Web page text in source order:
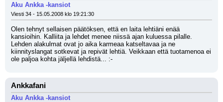
Aku Ankka -kansiot
Viesti 34 - 15.05.2008 klo 19:21:30
Olen tehnyt sellaisen päätöksen, että en laita lehtiäni enää
kansioihin. Kalliita ja lehdet menee niissä ajan kuluessa pilalle.
Lehden alakulmat ovat jo aika karmeaa katseltavaa ja ne
kiinnityslangat sotkevat ja repivät lehtiä. Veikkaan että tuotamenoa ei
ole paljoa kohta jäljellä lehdistä... :-
Ankkafani
Aku Ankka -kansiot